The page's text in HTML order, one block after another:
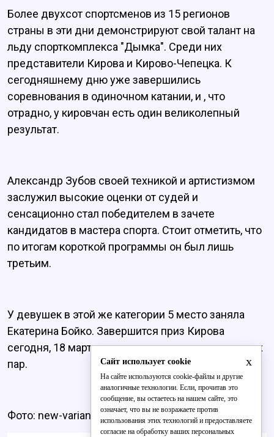
Более двухсот спортсменов из 15 регионов
страны в эти дни демонстрируют свой талант на
льду спорткомплекса "Дымка". Среди них
представители Кирова и Кирово-Чепецка. К
сегодняшнему дню уже завершились
соревнования в одиночном катании, и , что
отрадно, у кировчан есть один великолепный
результат.
Александр Зубов своей техникой и артистизмом
заслужил высокие оценки от судей и
сенсационно стал победителем в зачете
кандидатов в мастера спорта. Стоит отметить, что
по итогам короткой программы он был лишь
третьим.
У девушек в этой же категории 5 место заняла
Екатерина Бойко. Завершится приз Кирова
сегодня, 18 марта, соревнованиями танцевальных
пар.
Фото: new-variant.ru
x
Сайт использует cookie
На сайте используются cookie-файлы и другие
аналогичные технологии. Если, прочитав это
сообщение, вы остаетесь на нашем сайте, это
означает, что вы не возражаете против
использования этих технологий и предоставляете
согласие на обработку ваших персональных